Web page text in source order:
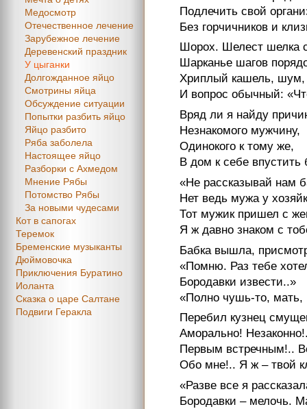
Подлечить свой
Без горчичников и
Шорох. Шелест шелка
Шарканье шагов
Хриплый кашель, шум,
И вопрос обычный:
Вряд ли я найду
Незнакомого мужчину,
Одинокого к тому же,
В дом к себе впустить
«Не рассказывай нам
Нет ведь мужа у
Тот мужик пришел с
Я ж давно знаком с
Бабка вышла,
«Помню. Раз тебе
Бородавки извести..»
«Полно чушь-то, мать,
Перебил кузнец
Аморально!
Первым встречным!..
Обо мне!.. Я ж – твой
«Разве все я
Бородавки – мелочь.
Медосмотр
Отечественное лечение
Зарубежное лечение
Деревенский праздник
У цыганки
Долгожданное яйцо
Смотрины яйца
Обсуждение ситуации
Попытки разбить яйцо
Яйцо разбито
Ряба заболела
Настоящее яйцо
Разборки с Ахмедом
Мнение Рябы
Потомство Рябы
За новыми чудесами
Кот в сапогах
Теремок
Бременские музыканты
Дюймовочка
Приключения Буратино
Иоланта
Сказка о царе Салтане
Подвиги Геракла